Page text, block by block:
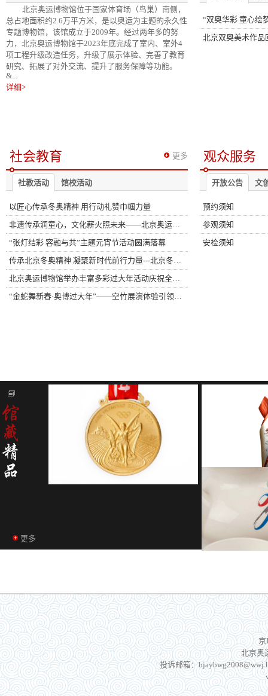
北京奥运博物馆位于国家体育场（鸟巢）南侧，
总占地面积约2.6万平方米，是以奥运为主题的永久性
专题博物馆，该馆成立于2009年。经过两年多的努
力，北京奥运博物馆于2023年底完成了室内、室外4
项工程升级改造任务，升级了展示体验、完善了教育
研究、拓展了对外交流、提升了服务保障等功能。
&...
详细>
北京双奥美术作品
更多
社会教育
社教活动 馆校活动
以匠心传承冬奥精神 用行动礼赞巾帼力量
非遗传承润童心，文化薪火照未来——北京奥运博物馆“二月二·龙抬头”中华传统体育主题活动圆满落幕
“张灯结彩 容融与共”主题元宵节活动圆满落幕
传承北京冬奥精神 凝聚新时代前行力量---北京冬奥精神宣讲团举办北京冬奥会三周年专场宣讲
北京奥运博物馆举办丰富多彩过大年活动庆祝全新开放一周年
“金蛇舞新春·奥博过大年”——空竹展演体验引领传统文化新风尚
观众服务
开放公告 文
预约须知
参观须知
安检须知
更多
京
北京奥
投诉邮箱：